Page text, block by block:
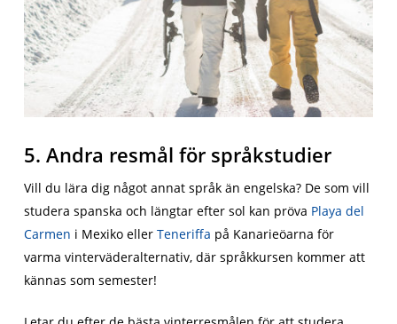
5. Andra resmål för språkstudier
Vill du lära dig något annat språk än engelska? De som vill
studera spanska och längtar efter sol kan pröva Playa del
Carmen i Mexiko eller Teneriffa på Kanarieöarna för
varma vinterväderalternativ, där språkkursen kommer att
kännas som semester!